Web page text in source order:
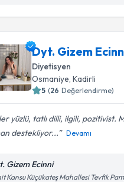
Dyt. Gizem
Diyetisyen
Osmaniye , Kadirli
5 (26 Değerlendirme)
yüzlü, tatlı dilli, ilgili, pozitivist.
destekliyor...
Devamı
Gizem Ecinni
Kansu Küçükateş Mahallesi Tevfik